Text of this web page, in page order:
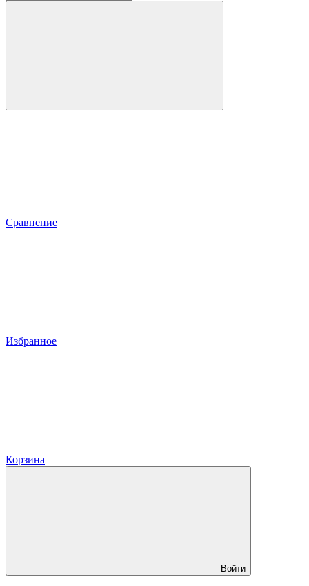
Сравнение
Избранное
Корзина
Войти